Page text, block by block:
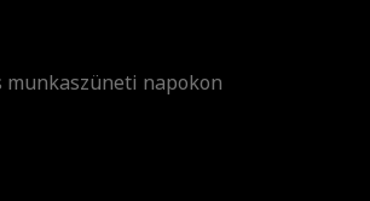
munkaszüneti napokon